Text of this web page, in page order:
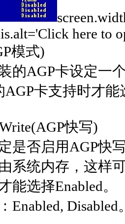
here to
模式)
AGP卡设定一个
AGP卡支持时才能
快写)
否启用AGP快写
系统内存，这样
能选择Enabled。
Disabled